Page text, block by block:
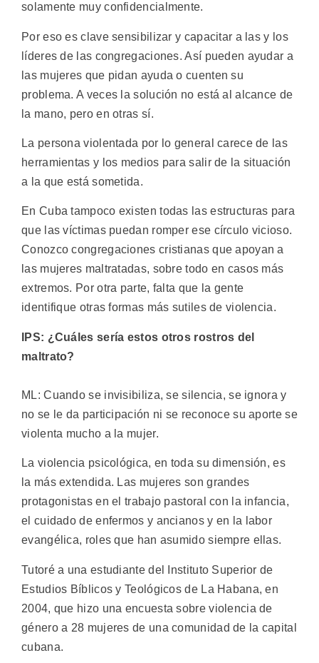
solamente muy confidencialmente.
Por eso es clave sensibilizar y capacitar a las y los
líderes de las congregaciones. Así pueden ayudar a
las mujeres que pidan ayuda o cuenten su
problema. A veces la solución no está al alcance de
la mano, pero en otras sí.
La persona violentada por lo general carece de las
herramientas y los medios para salir de la situación
a la que está sometida.
En Cuba tampoco existen todas las estructuras para
que las víctimas puedan romper ese círculo vicioso.
Conozco congregaciones cristianas que apoyan a
las mujeres maltratadas, sobre todo en casos más
extremos. Por otra parte, falta que la gente
identifique otras formas más sutiles de violencia.
IPS: ¿Cuáles sería estos otros rostros del
maltrato?
ML: Cuando se invisibiliza, se silencia, se ignora y
no se le da participación ni se reconoce su aporte se
violenta mucho a la mujer.
La violencia psicológica, en toda su dimensión, es
la más extendida. Las mujeres son grandes
protagonistas en el trabajo pastoral con la infancia,
el cuidado de enfermos y ancianos y en la labor
evangélica, roles que han asumido siempre ellas.
Tutoré a una estudiante del Instituto Superior de
Estudios Bíblicos y Teológicos de La Habana, en
2004, que hizo una encuesta sobre violencia de
género a 28 mujeres de una comunidad de la capital
cubana.